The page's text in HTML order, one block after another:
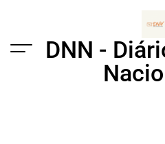
Menu
DNN -